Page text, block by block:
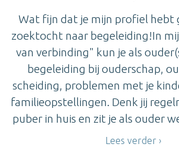
Wat fijn dat je mijn profiel hebt
zoektocht naar begeleiding!In
van verbinding" kun je als
begeleiding bij ouderschap,
scheiding, problemen met je
familieopstellingen. Denk jij
puber in huis en zit je als ouder
Lees verder